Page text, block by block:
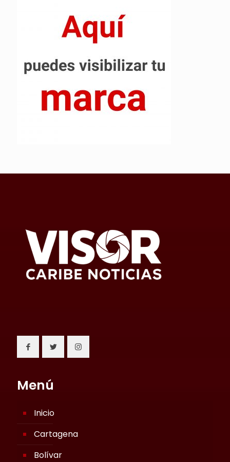
Menú
Inicio
Cartagena
Bolívar